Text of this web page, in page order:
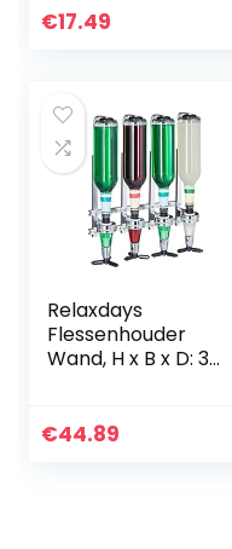
ger met
€17.49
Relaxdays
Flessenhouder
Wand, H x B x D: 36
Limonade,
€44.89